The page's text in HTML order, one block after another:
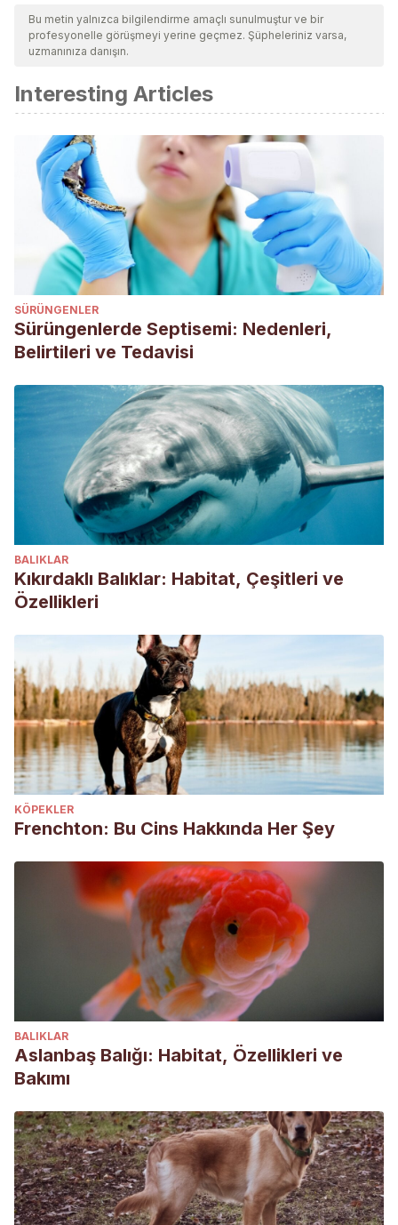
güncelliklerini ve geçerliliklerini sağlamak için ekibimiz
tarafından derinlemesine incelendi. Bu makalenin bibliyografisi
kabul edildi.
https://opistobranquis.info/es/guia/nudibranchia/
https://es.wikipedia.org/wiki/Nudibranchia
https://www.nationalgeographic.es/photography/2017/04/
image=850.600×450
https://opistobranquis.info/es/curiositats-sobre-els-
nudibranquis/
Bu metin yalnızca bilgilendirme amaçlı sunulmuştur ve bir
profesyonelle görüşmeyi yerine geçmez. Şüpheleriniz varsa,
uzmanınıza danışın.
Interesting Articles
SÜRÜNGENLER
Sürüngenlerde Septisemi: Nedenleri,
Belirtileri ve Tedavisi
BALIKLAR
Kıkırdaklı Balıklar: Habitat, Çeşitleri ve
Özellikleri
KÖPEKLER
Frenchton: Bu Cins Hakkında Her Şey
BALIKLAR
Aslanbaş Balığı: Habitat, Özellikleri ve
Bakımı